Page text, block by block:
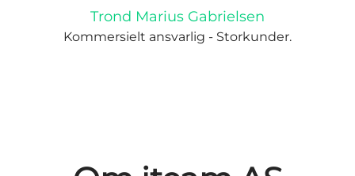
Trond Marius Gabrielsen
Kommersielt ansvarlig - Storkunder.